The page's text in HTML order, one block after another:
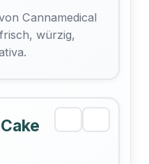
Cannamedical
würzig,